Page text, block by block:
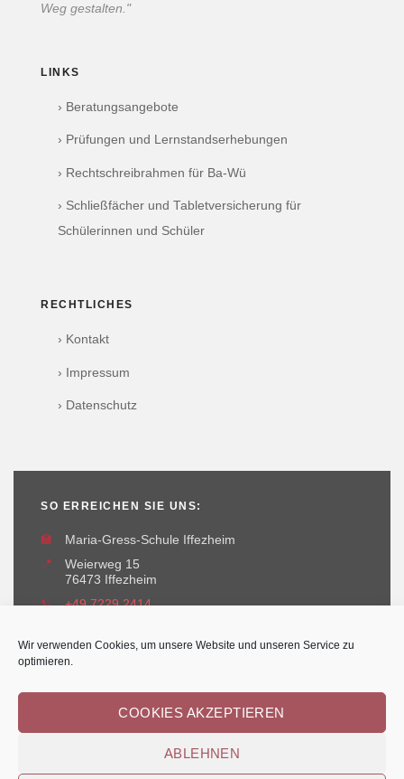
Wir verwenden Cookies, um unsere Website und unseren Service zu
optimieren.
COOKIES AKZEPTIEREN
ABLEHNEN
Weg gestalten."
LINKS
› Beratungsangebote
› Prüfungen und Lernstandserhebungen
› Rechtschreibrahmen für Ba-Wü
› Schließfächer und Tabletversicherung für
Schülerinnen und Schüler
RECHTLICHES
› Kontakt
› Impressum
› Datenschutz
SO ERREICHEN SIE UNS:
🏫
Maria-Gress-Schule Iffezheim
📍
Weierweg 15
76473 Iffezheim
📞
+49 7229 2414